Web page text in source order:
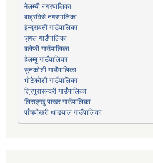
मेलम्ची नगरपालिका
बाह्रविसे नगरपालिका
ईन्द्रावती गाउँपालिका
जुगल गाउँपालिका
बलेफी गाउँपालिका
हेलम्बु गाउँपालिका
सुनकोशी गाउँपालिका
भोटेकोशी गाउँपालिका
त्रिपुरासुन्दरी गाउँपालिका
लिसङ्खु पाखर गाउँपालिका
पाँचपोखरी थाङपाल गाउँपालिका